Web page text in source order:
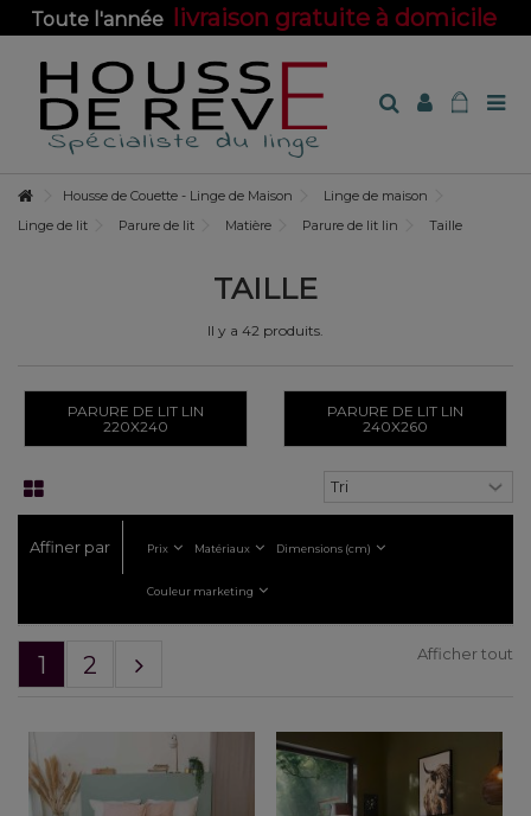
Toute l'année livraison gratuite à domicile
Housse de Couette - Linge de Maison
Linge de maison
Linge de lit
Parure de lit Matière Parure de lit lin Taille
TAILLE
Il y a 42 produits.
PARURE DE LIT LIN
220X240
PARURE DE LIT LIN
240X260
Affiner par Prix Matériaux Dimensions (cm)
Couleur marketing
Afficher tout
1 2